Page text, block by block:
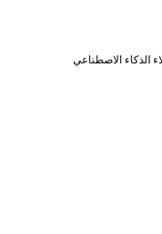
الذكاء الاصطناعي